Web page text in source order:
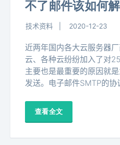
不了邮件该如何
技术资料 2020-12-23
近两年国内各大云服务器
云、各种云纷纷加入了对
主要也是最重要的原因就
发送。电子邮件SMTP的
查看全文